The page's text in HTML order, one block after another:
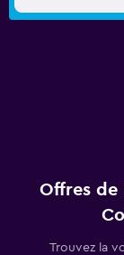
Offres de
Trouvez la